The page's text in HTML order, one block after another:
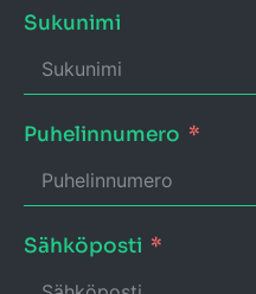
Sukunimi
Puhelinnumero
Sähköposti